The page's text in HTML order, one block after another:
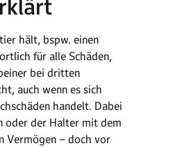
hält, bspw. einen
für alle Schäden,
bei dritten
auch wenn es sich
handelt. Dabei
oder der Halter mit dem
Vermögen – doch vor